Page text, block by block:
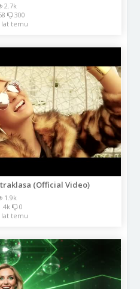
2.7k
300
lat temu
(Official Video)
1.9k
0
lat temu